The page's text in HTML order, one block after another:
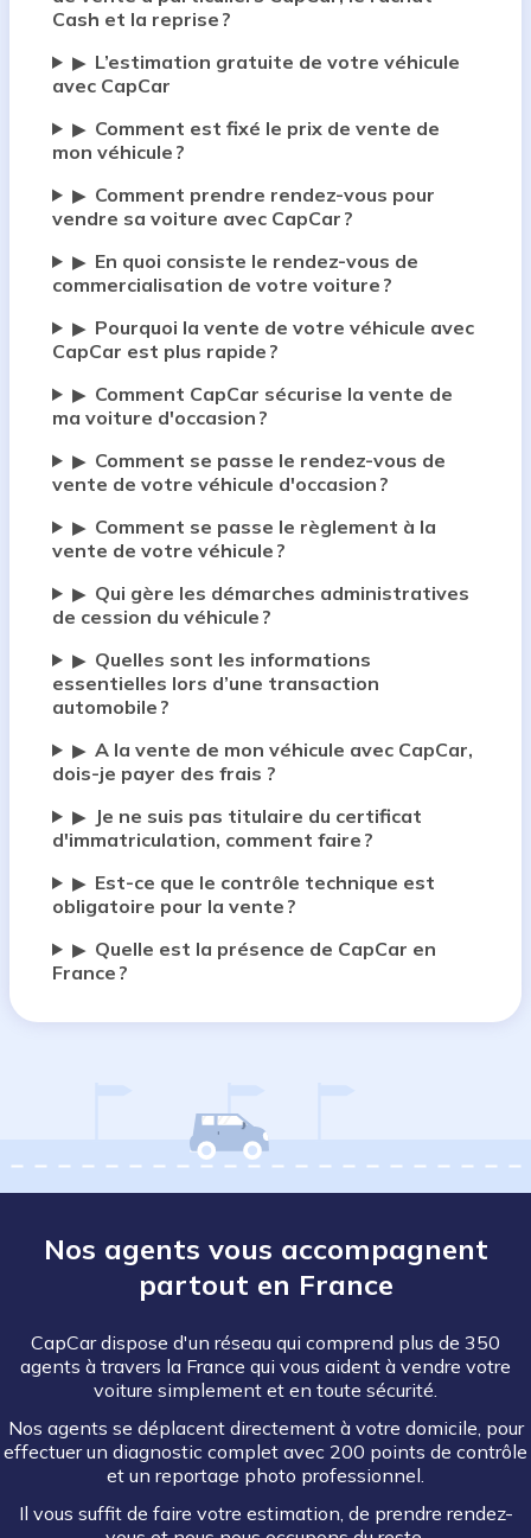
Cash et la reprise ?
▶ L’estimation gratuite de votre véhicule
avec CapCar
▶ Comment est fixé le prix de vente de
mon véhicule ?
▶ Comment prendre rendez-vous pour
vendre sa voiture avec CapCar ?
▶ En quoi consiste le rendez-vous de
commercialisation de votre voiture ?
▶ Pourquoi la vente de votre véhicule avec
CapCar est plus rapide ?
▶ Comment CapCar sécurise la vente de
ma voiture d'occasion ?
▶ Comment se passe le rendez-vous de
vente de votre véhicule d'occasion ?
▶ Comment se passe le règlement à la
vente de votre véhicule ?
▶ Qui gère les démarches administratives
de cession du véhicule ?
▶ Quelles sont les informations
essentielles lors d’une transaction
automobile ?
▶ A la vente de mon véhicule avec CapCar,
dois-je payer des frais ?
▶
Je ne suis pas titulaire du certificat
d'immatriculation, comment faire ?
▶ Est-ce que le contrôle technique est
obligatoire pour la vente ?
▶ Quelle est la présence de CapCar en
France ?
Nos agents vous accompagnent
partout en France
CapCar dispose d'un réseau qui comprend plus de 350
agents à travers la France qui vous aident à vendre votre
voiture simplement et en toute sécurité.
Nos agents se déplacent directement à votre domicile, pour
effectuer un diagnostic complet avec 200 points de contrôle
et un reportage photo professionnel.
Il vous suffit de faire votre estimation, de prendre rendez-